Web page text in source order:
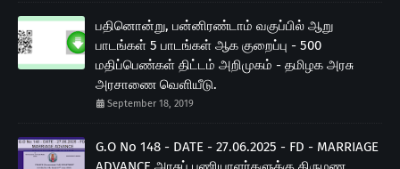
பதினொன்று, பன்னிரண்டாம் வகுப்பில் ஆறு
பாடங்கள் 5 பாடங்கள் ஆக குறைப்பு - 500
மதிப்பெண்கள் திட்டம் அறிமுகம் - தமிழக அரசு
அரசாணை வெளியீடு.
September 18, 2019
G.O No 148 - DATE - 27.06.2025 - FD - MARRIAGE